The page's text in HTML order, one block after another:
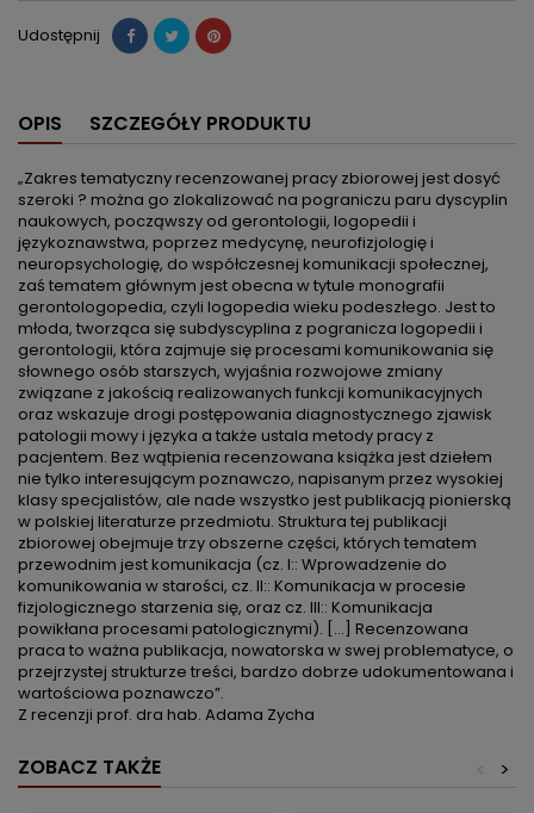
Udostępnij
OPIS SZCZEGÓŁY PRODUKTU
„Zakres tematyczny recenzowanej pracy zbiorowej jest dosyć
szeroki ? można go zlokalizować na pograniczu paru dyscyplin
naukowych, począwszy od gerontologii, logopedii i
językoznawstwa, poprzez medycynę, neurofizjologię i
neuropsychologię, do współczesnej komunikacji społecznej,
zaś tematem głównym jest obecna w tytule monografii
gerontologopedia, czyli logopedia wieku podeszłego. Jest to
młoda, tworząca się subdyscyplina z pogranicza logopedii i
gerontologii, która zajmuje się procesami komunikowania się
słownego osób starszych, wyjaśnia rozwojowe zmiany
związane z jakością realizowanych funkcji komunikacyjnych
oraz wskazuje drogi postępowania diagnostycznego zjawisk
patologii mowy i języka a także ustala metody pracy z
pacjentem. Bez wątpienia recenzowana książka jest dziełem
nie tylko interesującym poznawczo, napisanym przez wysokiej
klasy specjalistów, ale nade wszystko jest publikacją pionierską
w polskiej literaturze przedmiotu. Struktura tej publikacji
zbiorowej obejmuje trzy obszerne części, których tematem
przewodnim jest komunikacja (cz. I:: Wprowadzenie do
komunikowania w starości, cz. II:: Komunikacja w procesie
fizjologicznego starzenia się, oraz cz. III:: Komunikacja
powikłana procesami patologicznymi). […] Recenzowana
praca to ważna publikacja, nowatorska w swej problematyce, o
przejrzystej strukturze treści, bardzo dobrze udokumentowana i
wartościowa poznawczo”.
Z recenzji prof. dra hab. Adama Zycha
ZOBACZ TAKŻE >
<